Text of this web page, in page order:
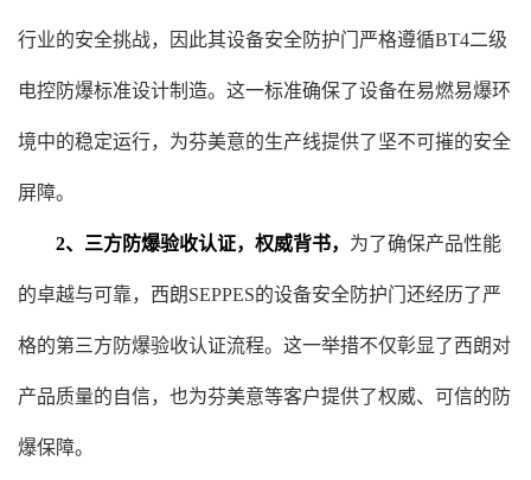
行业的安全挑战，因此其设备安全防护门严格遵循BT4二级
电控防爆标准设计制造。这一标准确保了设备在易燃易爆环
境中的稳定运行，为芬美意的生产线提供了坚不可摧的安全
屏障。
2、三方防爆验收认证，权威背书， 为了确保产品性能
的卓越与可靠，西朗SEPPES的设备安全防护门还经历了严
格的第三方防爆验收认证流程。这一举措不仅彰显了西朗对
产品质量的自信，也为芬美意等客户提供了权威、可信的防
爆保障。